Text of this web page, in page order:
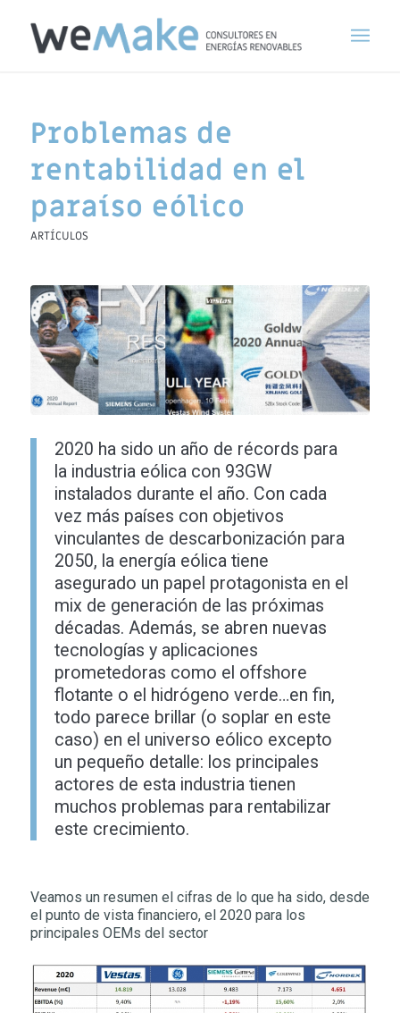
Problemas de
rentabilidad en el
paraíso eólico
ARTÍCULOS
2020 ha sido un año de récords para
la industria eólica con 93GW
instalados durante el año. Con cada
vez más países con objetivos
vinculantes de descarbonización para
2050, la energía eólica tiene
asegurado un papel protagonista en el
mix de generación de las próximas
décadas. Además, se abren nuevas
tecnologías y aplicaciones
prometedoras como el offshore
flotante o el hidrógeno verde…en fin,
todo parece brillar (o soplar en este
caso) en el universo eólico excepto
un pequeño detalle: los principales
actores de esta industria tienen
muchos problemas para rentabilizar
este crecimiento.
Veamos un resumen el cifras de lo que ha sido, desde
el punto de vista financiero, el 2020 para los
principales OEMs del sector